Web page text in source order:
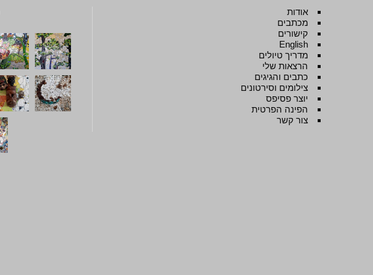
אודות
מכתבים
קישורים
English
מדריך טיולים
הרצאות שלי
כתבים והגיגים
צילומים וסירטונים
יוצר פסיפס
הפינה הפרטית
צור קשר